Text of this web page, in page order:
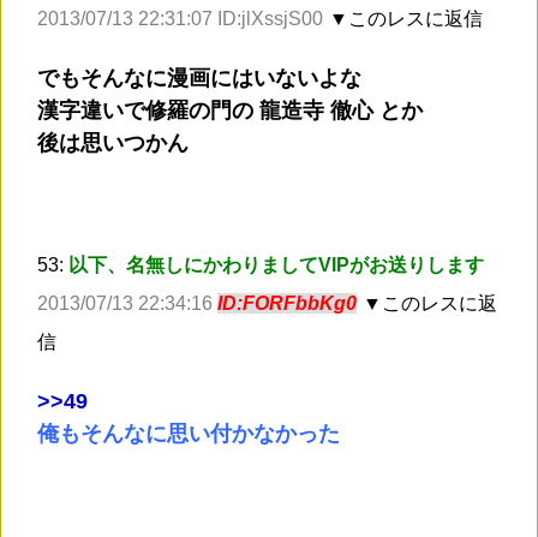
2013/07/13 22:31:07 ID:jlXssjS00 ▼このレスに返信
でもそんなに漫画にはいないよな
漢字違いで修羅の門の 龍造寺 徹心 とか
後は思いつかん
53: 以下、名無しにかわりましてVIPがお送りします
2013/07/13 22:34:16 ID:FORFbbKg0 ▼このレスに返
信
>>49
俺もそんなに思い付かなかった